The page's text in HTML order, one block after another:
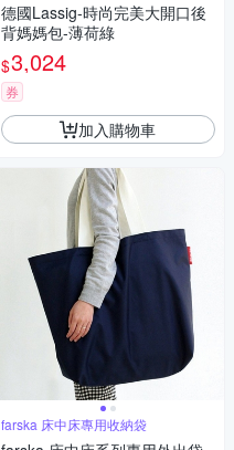
德國Lassig-時尚完美大開口後
背媽媽包-薄荷綠
$3,024
券
加入購物車
farska 床中床專用收納袋